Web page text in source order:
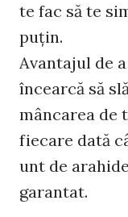
te fac să te
puţin.
Avantajul de
încearcă să
mâncarea de
fiecare dată
unt de
garantat.